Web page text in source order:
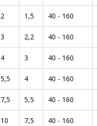
2 1,5 40 - 160
3 2,2 40 - 160
4 3 40 - 160
5,5 4 40 - 160
7,5 5,5 40 - 160
10 7,5 40 - 160